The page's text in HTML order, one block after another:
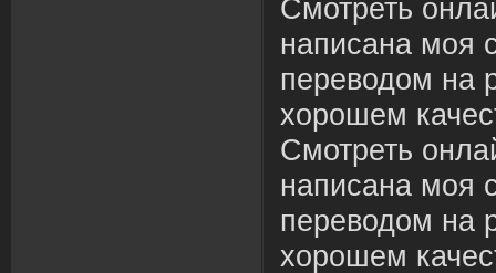
Смотреть
написана моя
переводом на
хорошем
Смотреть
написана моя
переводом на
хорошем